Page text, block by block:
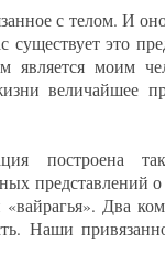
с телом. И
это
является моим
величайшее
построена
представлений
Два
Наши